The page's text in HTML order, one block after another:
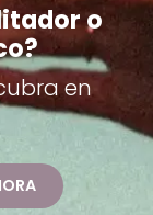
o
en